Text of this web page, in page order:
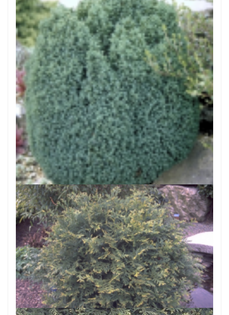
Dwergcypres
Chamaecyparis lawsoniana 'Nymph'